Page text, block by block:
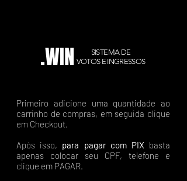
.WIN
SISTEMA DE
VOTOS E INGRESSOS
Primeiro adicione uma quantidade ao
carrinho de compras, em seguida clique
em Checkout.
Após isso, para pagar com PIX basta
apenas colocar seu CPF, telefone e
clique em PAGAR.